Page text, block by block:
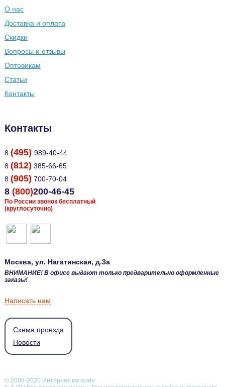
О нас
Доставка и оплата
Скидки
Вопросы и отзывы
Оптовикам
Статьи
Контакты
Контакты
8 (495) 989-40-44
8 (812) 385-66-65
8 (905) 700-70-04
8 (800)200-46-45
По России звонок бесплатный
(круглосуточно)
Москва, ул. Нагатинская, д.3а
ВНИМАНИЕ! В офисе выдают только предварительно оформленные
заказы!
Написать нам
Схема проезда
Новости
© 2009-2020 Интернет магазин